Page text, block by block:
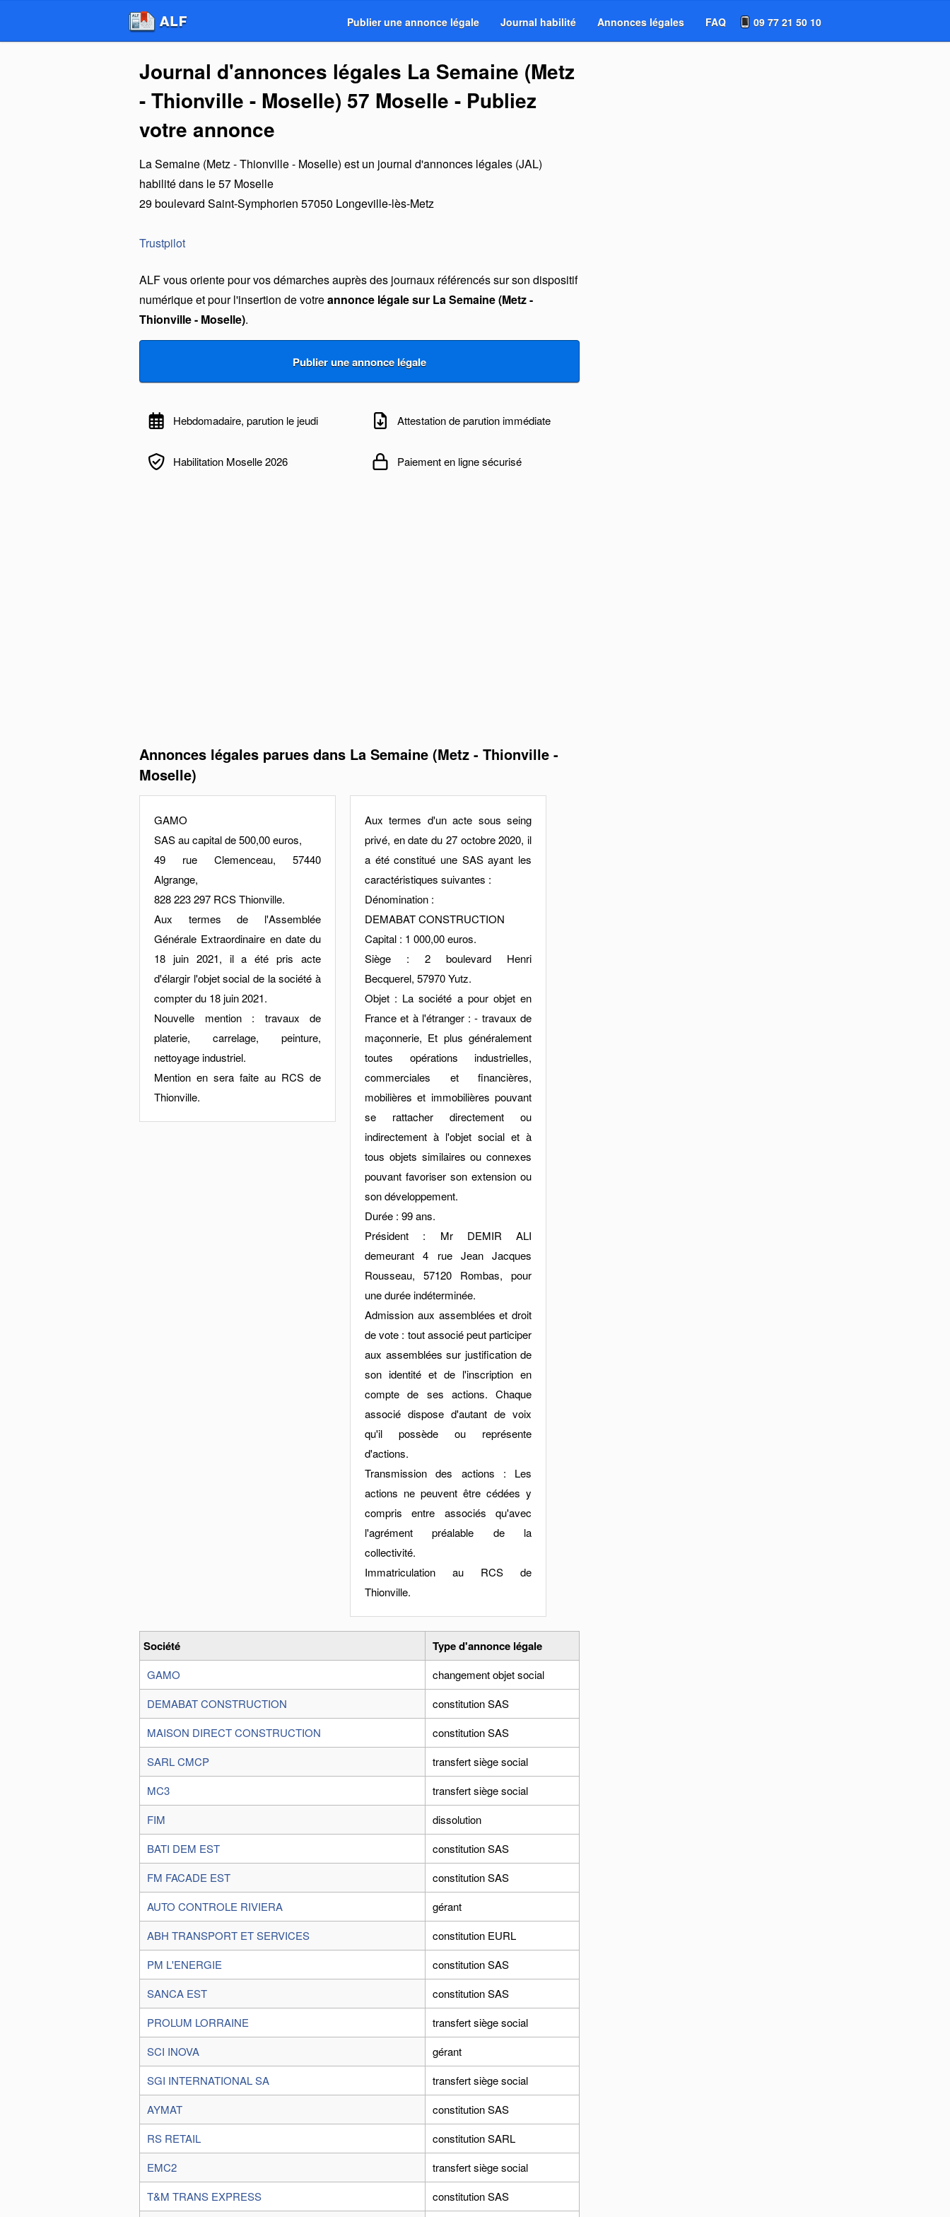
Publier une annonce légale Journal habilité Annonces légales FAQ 09 77 21 50 10
Journal d'annonces légales La Semaine (Metz
- Thionville - Moselle) 57 Moselle - Publiez
votre annonce
La Semaine (Metz - Thionville - Moselle) est un journal d'annonces légales (JAL)
habilité dans le 57 Moselle
29 boulevard Saint-Symphorien 57050 Longeville-lès-Metz
Trustpilot
ALF vous oriente pour vos démarches auprès des journaux référencés sur son dispositif
numérique et pour l'insertion de votreannonce légale sur La Semaine (Metz -
Thionville - Moselle).
Hebdomadaire, parution le jeudi Attestation de parution immédiate
Habilitation Moselle 2026 Paiement en ligne sécurisé
Annonces légales parues dans La Semaine (Metz - Thionville -
Moselle)
GAMO
SAS au capital de 500,00 euros,
49 rue Clemenceau, 57440
Algrange,
828 223 297 RCS Thionville.
Aux termes de l'Assemblée
Générale Extraordinaire en date du
18 juin 2021, il a été pris acte
d'élargir l'objet social de la société à
compter du 18 juin 2021.
Nouvelle mention : travaux de
platerie, carrelage, peinture,
nettoyage industriel.
Mention en sera faite au RCS de
Thionville.
Aux termes d'un acte sous seing
privé, en date du 27 octobre 2020, il
a été constitué une SAS ayant les
caractéristiques suivantes :
Dénomination :
DEMABAT CONSTRUCTION
Capital : 1 000,00 euros.
Siège : 2 boulevard Henri
Becquerel, 57970 Yutz.
Objet : La société a pour objet en
France et à l'étranger : - travaux de
maçonnerie, Et plus généralement
toutes opérations industrielles,
commerciales et financières,
mobilières et immobilières pouvant
se rattacher directement ou
indirectement à l'objet social et à
tous objets similaires ou connexes
pouvant favoriser son extension ou
son développement.
Durée : 99 ans.
Président : Mr DEMIR ALI
demeurant 4 rue Jean Jacques
Rousseau, 57120 Rombas, pour
une durée indéterminée.
Admission aux assemblées et droit
de vote : tout associé peut participer
aux assemblées sur justification de
son identité et de l'inscription en
compte de ses actions. Chaque
associé dispose d'autant de voix
qu'il possède ou représente
d'actions.
Transmission des actions : Les
actions ne peuvent être cédées y
compris entre associés qu'avec
l'agrément préalable de la
collectivité.
Immatriculation au RCS de
Thionville.
Société Type d'annonce légale
GAMO
changement objet social
DEMABAT CONSTRUCTION
constitution SAS
MAISON DIRECT CONSTRUCTION
constitution SAS
SARL CMCP
transfert siège social
MC3
transfert siège social
FIM
dissolution
BATI DEM EST
constitution SAS
FM FACADE EST
constitution SAS
AUTO CONTROLE RIVIERA
gérant
ABH TRANSPORT ET SERVICES
constitution EURL
PM L'ENERGIE
constitution SAS
SANCA EST
constitution SAS
PROLUM LORRAINE
transfert siège social
SCI INOVA
gérant
SGI INTERNATIONAL SA
transfert siège social
AYMAT
constitution SAS
RS RETAIL
constitution SARL
EMC2
transfert siège social
T&M TRANS EXPRESS
constitution SAS